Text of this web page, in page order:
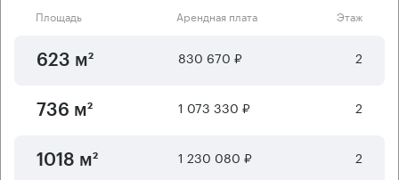
Площадь Арендная плата Этаж
623 м² 830 670 ₽ 2
736 м² 1 073 330 ₽ 2
1018 м² 1 230 080 ₽ 2